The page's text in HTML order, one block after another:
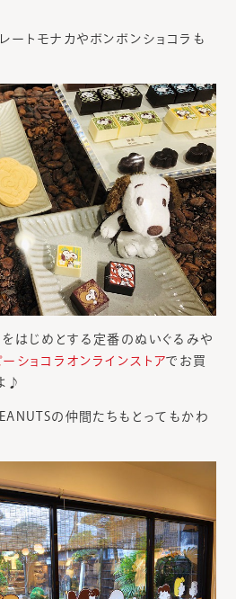
ートモナカやボンボンショコラも
をはじめとする定番のぬいぐるみや
ショコラオンラインストアでお買
♪
の仲間たちもとってもかわ